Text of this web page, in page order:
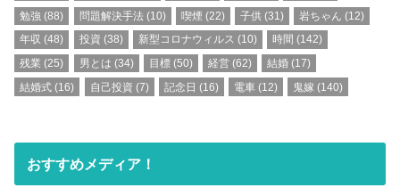
勉強 (88) 問題解決手法 (10) 喫煙 (22) 子供 (31) 岩ちゃん (12)
年収 (48) 投資 (38) 新型コロナウィルス (10) 時間 (142)
残業 (25) 男とは (34) 目標(50) 経営 (62) 結婚 (17)
結婚式 (16) 自己投資 (7) 記念日 (16) 電車 (12) 鬼嫁 (140)
おすすめメディア！